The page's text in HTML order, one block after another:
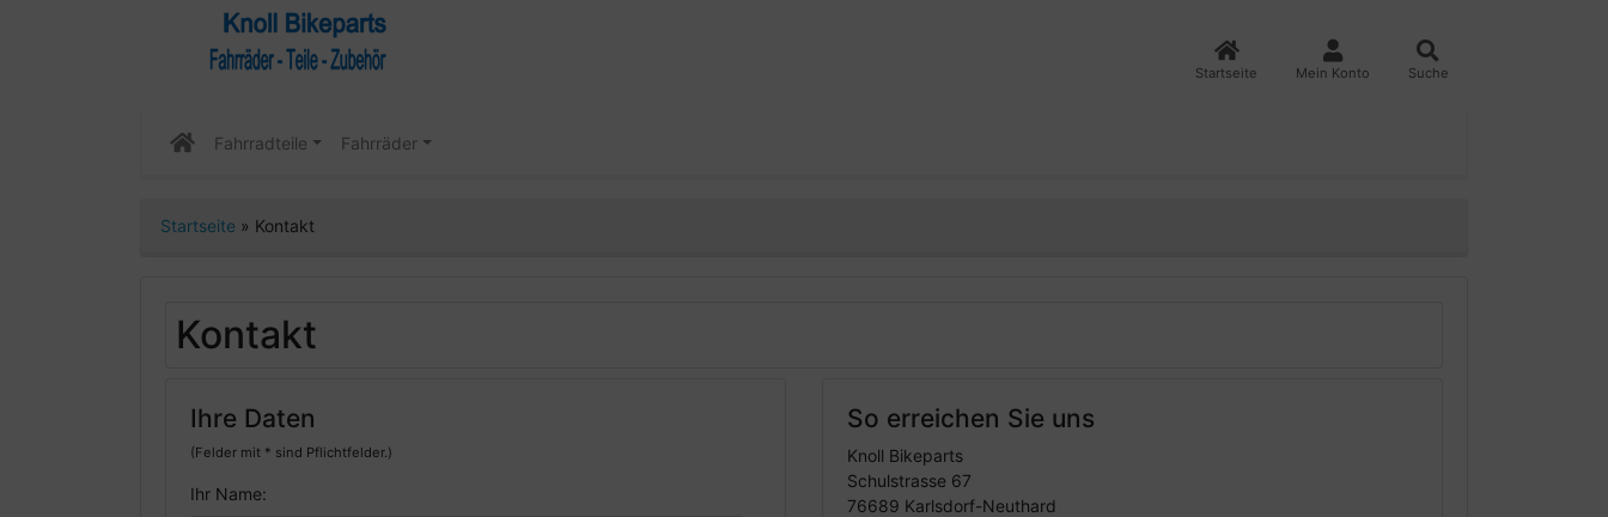
Startseite Mein Konto Suche
Fahrradteile Fahrräder
Startseite » Kontakt
Kontakt
Ihre Daten
(Felder mit * sind Pflichtfelder.)
Ihr Name:
So erreichen Sie uns
Knoll Bikeparts
Schulstrasse 67
76689 Karlsdorf-Neuthard